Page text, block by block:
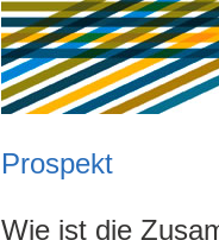
Prospekt
Wie ist die